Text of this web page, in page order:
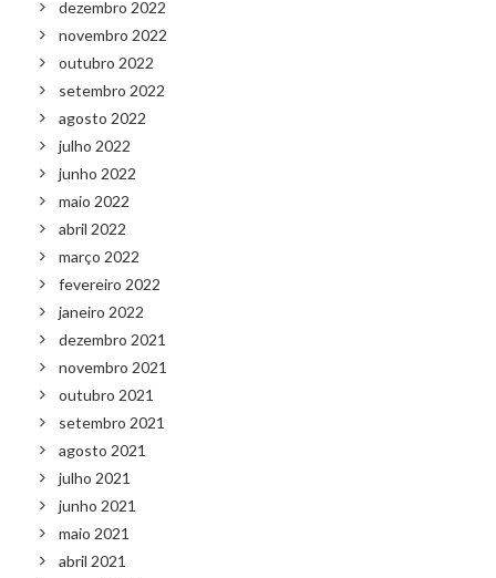
dezembro 2022
novembro 2022
outubro 2022
setembro 2022
agosto 2022
julho 2022
junho 2022
maio 2022
abril 2022
março 2022
fevereiro 2022
janeiro 2022
dezembro 2021
novembro 2021
outubro 2021
setembro 2021
agosto 2021
julho 2021
junho 2021
maio 2021
abril 2021